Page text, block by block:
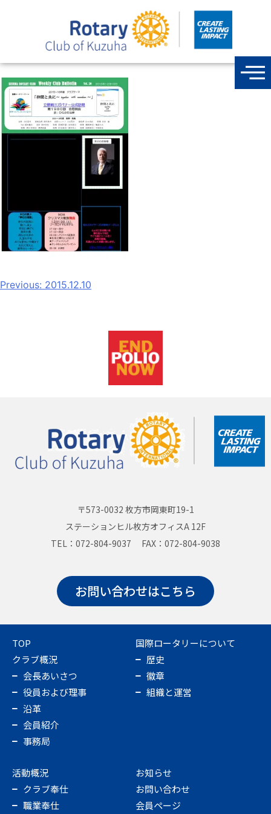
Previous: 2015.12.10
〒573-0032 枚方市岡東町19-1
ステーションヒル枚方オフィスA 12F
TEL：072-804-9037 FAX：072-804-9038
お問い合わせはこちら
TOP
クラブ概況
会長あいさつ
役員および理事
沿革
会員紹介
事務局
国際ロータリーについて
歴史
徽章
組織と運営
活動概況
クラブ奉仕
職業奉仕
お知らせ
お問い合わせ
会員ページ